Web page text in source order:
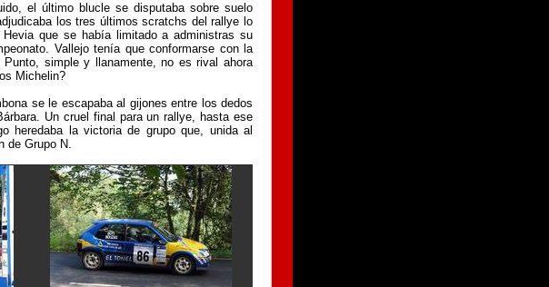
el último blucle se disputaba sobre suelo
los tres últimos scratchs del rallye lo
que se había limitado a administras su
Vallejo tenía que conformarse con la
simple y llanamente, no es rival ahora
Michelin?
se le escapaba al gijones entre los dedos
Un cruel final para un rallye, hasta ese
heredaba la victoria de grupo que, unida al
de Grupo N.